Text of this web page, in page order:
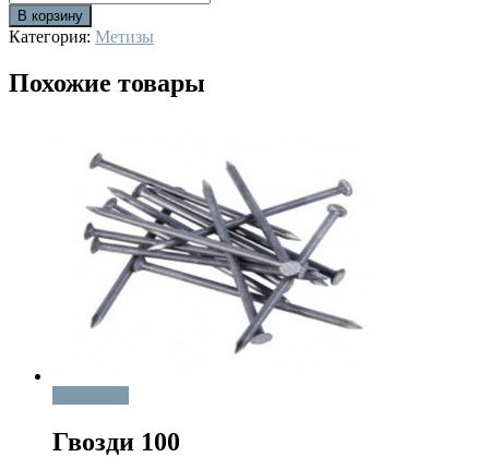
В корзину
Категория: Метизы
Похожие товары
Гвозди 100